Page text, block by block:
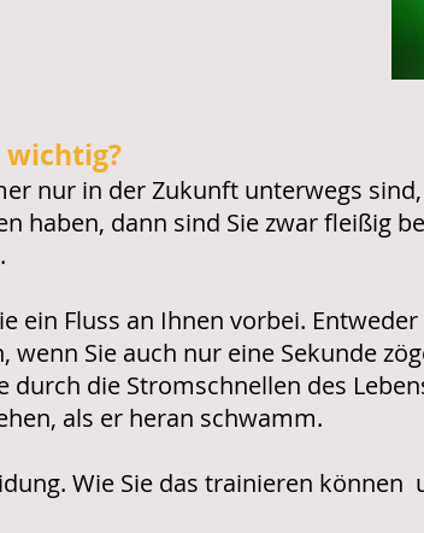
wichtig?
nur in der Zukunft unterwegs
haben, dann sind Sie zwar fleißig
ein Fluss an Ihnen vorbei.
wenn Sie auch nur eine Sekunde
durch die Stromschnellen des
als er heran schwamm.
Wie Sie das trainieren